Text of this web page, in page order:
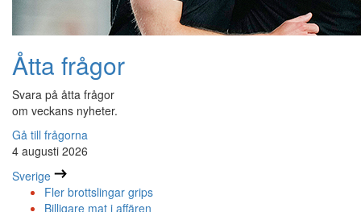
Åtta frågor
Svara på åtta frågor
om veckans nyheter.
Gå till frågorna
4 augusti 2026
Sverige
Fler brottslingar grips
Billigare mat i affären